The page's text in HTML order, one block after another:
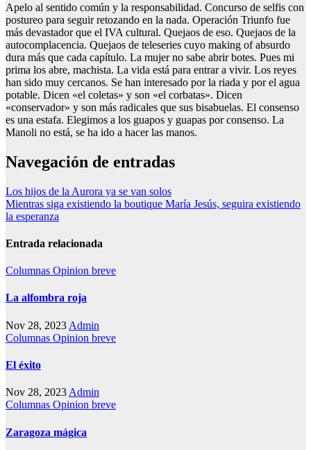
Apelo al sentido común y la responsabilidad. Concurso de selfis con
postureo para seguir retozando en la nada. Operación Triunfo fue
más devastador que el IVA cultural. Quejaos de eso. Quejaos de la
autocomplacencia. Quejaos de teleseries cuyo making of absurdo
dura más que cada capítulo. La mujer no sabe abrir botes. Pues mi
prima los abre, machista. La vida está para entrar a vivir. Los reyes
han sido muy cercanos. Se han interesado por la riada y por el agua
potable. Dicen «el coletas» y son «el corbatas». Dicen
«conservador» y son más radicales que sus bisabuelas. El consenso
es una estafa. Elegimos a los guapos y guapas por consenso. La
Manoli no está, se ha ido a hacer las manos.
Navegación de entradas
Los hijos de la Aurora ya se van solos
Mientras siga existiendo la boutique María Jesús, seguira existiendo
la esperanza
Entrada relacionada
Columnas Opinion breve
La alfombra roja
Nov 28, 2023 Admin
Columnas Opinion breve
El éxito
Nov 28, 2023 Admin
Columnas Opinion breve
Zaragoza mágica